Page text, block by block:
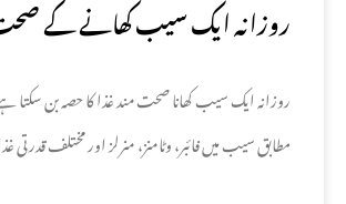
روزانہ ایک سیب کھانے کے
کن فوائد، ماہرین نے بتا دیے
روزانہ ایک سیب کھانا صحت مند غذا کا حصہ بن سکتا
مطابق سیب میں فائبر، وٹامنز، منرلز اور مختلف قدرتی